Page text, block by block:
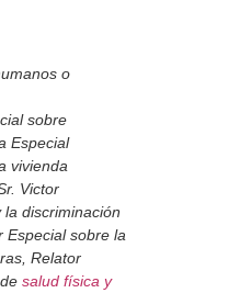
o
sobre
Especial
vivienda
Victor
discriminación
Especial sobre la
Relator
salud física y